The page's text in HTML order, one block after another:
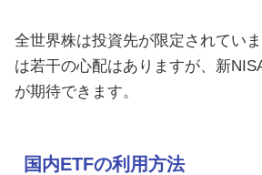
全世界株は投資先が限定されてい
は若干の心配はありますが、新
が期待できます。
国内ETFの利用方法